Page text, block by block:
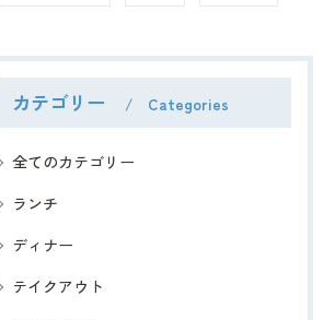
カテゴリー Categories
全てのカテゴリー
ランチ
ディナー
テイクアウト